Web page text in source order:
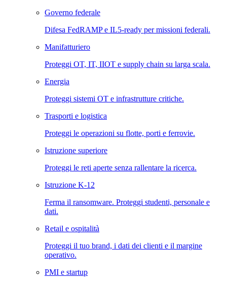
Governo federale
Difesa FedRAMP e IL5-ready per missioni federali.
Manifatturiero
Proteggi OT, IT, IIOT e supply chain su larga scala.
Energia
Proteggi sistemi OT e infrastrutture critiche.
Trasporti e logistica
Proteggi le operazioni su flotte, porti e ferrovie.
Istruzione superiore
Proteggi le reti aperte senza rallentare la ricerca.
Istruzione K-12
Ferma il ransomware. Proteggi studenti, personale e
dati.
Retail e ospitalità
Proteggi il tuo brand, i dati dei clienti e il margine
operativo.
PMI e startup